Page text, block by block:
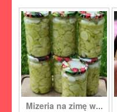
Mizeria na zimę w...